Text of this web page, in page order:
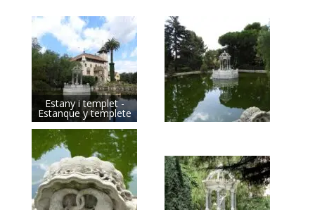
Estany i templet -
Estanque y templete